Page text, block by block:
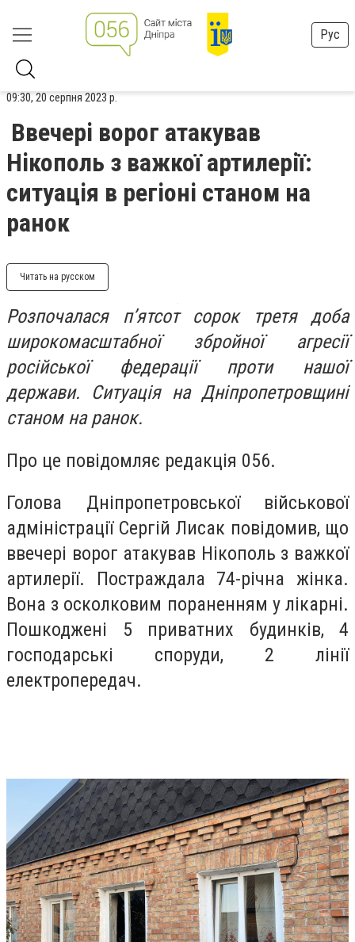
Рус
09:30, 20 серпня 2023 р.
Ввечері ворог атакував
Нікополь з важкої артилерії:
ситуація в регіоні станом на
ранок
Читать на русском
Розпочалася п’ятсот сорок третя доба
широкомасштабної збройної агресії
російської федерації проти нашої
держави. Ситуація на Дніпропетровщині
станом на ранок.
Про це повідомляє редакція 056.
Голова Дніпропетровської військової
адміністрації Сергій Лисак повідомив, що
ввечері ворог атакував Нікополь з важкої
артилерії. Постраждала 74-річна жінка.
Вона з осколковим пораненням у лікарні.
Пошкоджені 5 приватних будинків, 4
господарські споруди, 2 лінії
електропередач.